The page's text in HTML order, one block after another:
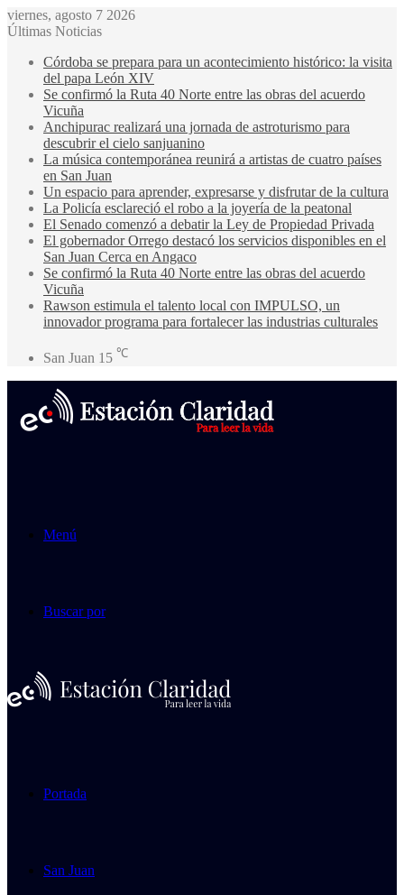
viernes, agosto 7 2026
Últimas Noticias
Córdoba se prepara para un acontecimiento histórico: la visita
del papa León XIV
Se confirmó la Ruta 40 Norte entre las obras del acuerdo
Vicuña
Anchipurac realizará una jornada de astroturismo para
descubrir el cielo sanjuanino
La música contemporánea reunirá a artistas de cuatro países
en San Juan
Un espacio para aprender, expresarse y disfrutar de la cultura
La Policía esclareció el robo a la joyería de la peatonal
El Senado comenzó a debatir la Ley de Propiedad Privada
El gobernador Orrego destacó los servicios disponibles en el
San Juan Cerca en Angaco
Se confirmó la Ruta 40 Norte entre las obras del acuerdo
Vicuña
Rawson estimula el talento local con IMPULSO, un
innovador programa para fortalecer las industrias culturales
San Juan 15 ℃
Menú
Buscar por
Portada
San Juan